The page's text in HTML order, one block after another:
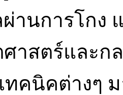
านการโกง
าสตร์และก
ทคนิคต่างๆ